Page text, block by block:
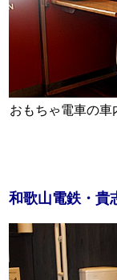
おもちゃ電車の
和歌山電鉄・貴